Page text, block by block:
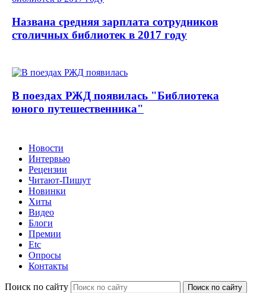
Названа средняя зарплата сотрудников
столичных библиотек в 2017 году
В поездах РЖД появилась "Библиотека
юного путешественника"
Новости
Интервью
Рецензии
Читают-Пишут
Новинки
Хиты
Видео
Блоги
Премии
Etc
Опросы
Контакты
Поиск по сайту